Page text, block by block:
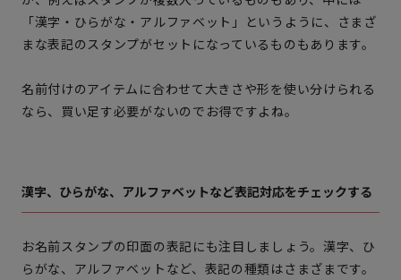
「漢字・ひらがな・アルファベット」というように、さまざ
まな表記のスタンプがセットになっているものもあります。
名前付けのアイテムに合わせて大きさや形を使い分けられる
なら、買い足す必要がないのでお得ですよね。
漢字、ひらがな、アルファベットなど表記対応をチェックする
お名前スタンプの印面の表記にも注目しましょう。漢字、ひ
らがな、アルファベットなど、表記の種類はさまざまです。